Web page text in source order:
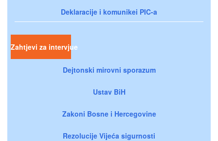
Deklaracije i komunikei PIC-a
Zahtjevi za intervjue
Dejtonski mirovni sporazum
Ustav BiH
Zakoni Bosne i Hercegovine
Rezolucije Vijeća sigurnosti